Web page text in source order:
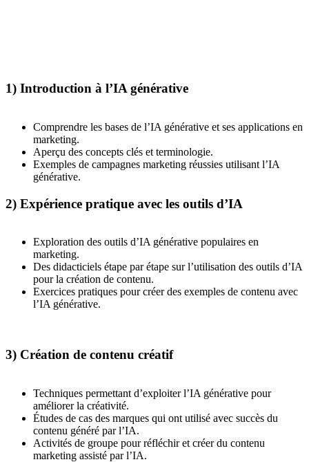
1) Introduction à l’IA générative
Comprendre les bases de l’IA générative et ses applications en
marketing.
Aperçu des concepts clés et terminologie.
Exemples de campagnes marketing réussies utilisant l’IA
générative.
2) Expérience pratique avec les outils d’IA
Exploration des outils d’IA générative populaires en
marketing.
Des didacticiels étape par étape sur l’utilisation des outils d’IA
pour la création de contenu.
Exercices pratiques pour créer des exemples de contenu avec
l’IA générative.
3) Création de contenu créatif
Techniques permettant d’exploiter l’IA générative pour
améliorer la créativité.
Études de cas des marques qui ont utilisé avec succès du
contenu généré par l’IA.
Activités de groupe pour réfléchir et créer du contenu
marketing assisté par l’IA.